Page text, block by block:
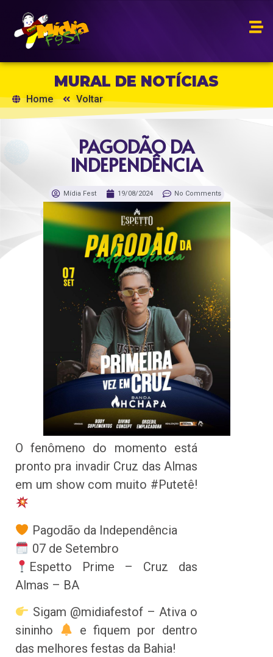
MURAL DE NOTÍCIAS
Home Voltar
PAGODÃO DA
INDEPENDÊNCIA
Mídia Fest 19/08/2024 No Comments
O fenômeno do momento está
pronto pra invadir Cruz das Almas
em um show com muito #Putetê!
Pagodão da Independência
07 de Setembro
Espetto Prime – Cruz das
Almas – BA
Sigam @midiafestof – Ativa o
sininho
e fiquem por dentro
das melhores festas da Bahia!